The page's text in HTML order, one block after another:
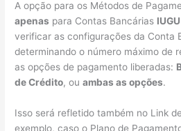
A opção para os Métodos de
apenas para Contas Bancárias
verificar as configurações da Conta
determinando o número máximo de
as opções de pagamento liberadas:
de Crédito, ouambas as opções.
Isso será refletido também no Link
exemplo, caso o Plano de